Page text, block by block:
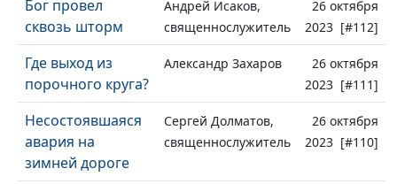
Бог провел
сквозь шторм
Андрей Исаков,
священнослужитель
26 октября
2023 [#112]
Где выход из
порочного круга?
Александр Захаров
26 октября
2023 [#111]
Несостоявшаяся
авария на
зимней дороге
Сергей Долматов,
священнослужитель
26 октября
2023 [#110]